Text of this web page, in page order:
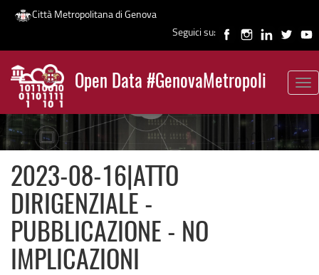
Salta
contenuto
principale
Città Metropolitana di Genova
Seguici su:
Open Data #GenovaMetropoli
News
2023-08-16|ATTO
DIRIGENZIALE -
PUBBLICAZIONE - NO
IMPLICAZIONI